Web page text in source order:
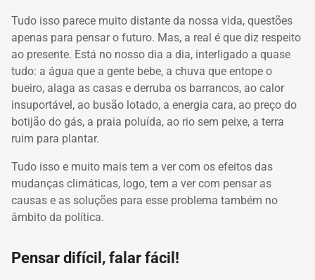
Tudo isso parece muito distante da nossa vida, questões
apenas para pensar o futuro. Mas, a real é que diz respeito
ao presente. Está no nosso dia a dia, interligado a quase
tudo: a água que a gente bebe, a chuva que entope o
bueiro, alaga as casas e derruba os barrancos, ao calor
insuportável, ao busão lotado, a energia cara, ao preço do
botijão do gás, a praia poluída, ao rio sem peixe, a terra
ruim para plantar.
Tudo isso e muito mais tem a ver com os efeitos das
mudanças climáticas, logo, tem a ver com pensar as
causas e as soluções para esse problema também no
âmbito da política.
Pensar difícil, falar fácil!